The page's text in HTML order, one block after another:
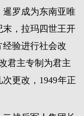
罗成为东南亚唯
，拉玛四世王开
验进行社会改
君主专制为君主
更改，1949年正